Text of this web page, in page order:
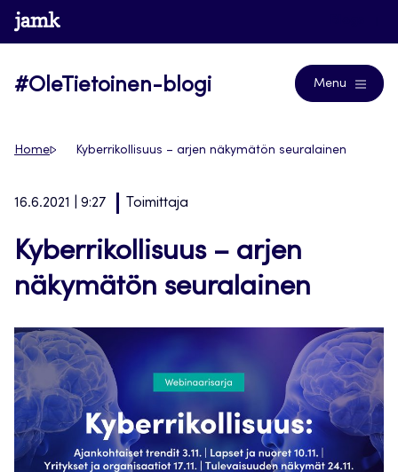
Siirry
suoraan
www.jamk.fi
#OleTietoinen-blogi Menu
Home Kyberrikollisuus – arjen näkymätön seuralainen
16.6.2021 | 9:27 Toimittaja
Kyberrikollisuus – arjen
näkymätön seuralainen